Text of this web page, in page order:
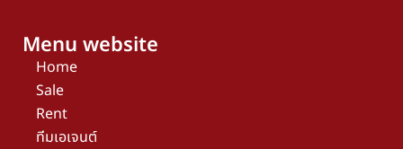
Menu website
Home
Sale
Rent
ทีมเอเจนต์